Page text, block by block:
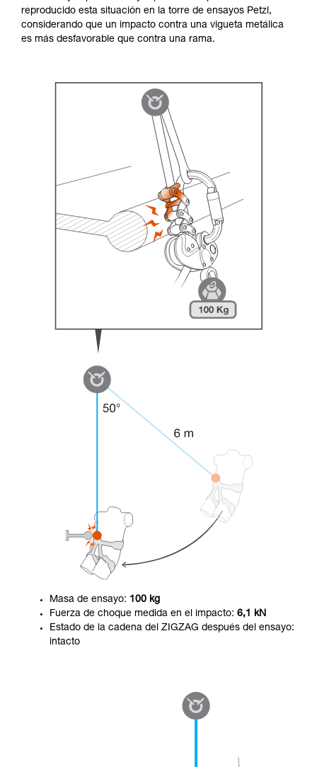
reproducido esta situación en la torre de ensayos Petzl,
considerando que un impacto contra una vigueta metálica
es más desfavorable que contra una rama.
Masa de ensayo: 100 kg
Fuerza de choque medida en el impacto: 6,1 kN
Estado de la cadena del ZIGZAG después del ensayo:
intacto